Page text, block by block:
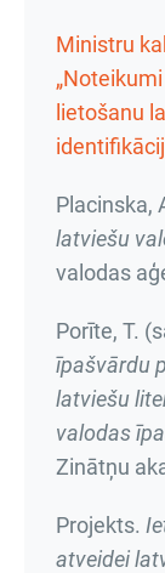
Ministru
lietošanu
Placinska,
latviešu
valodas
Porīte, T.
īpašvārdu
latviešu
valodas
Zinātņu
Projekts.
atveidei